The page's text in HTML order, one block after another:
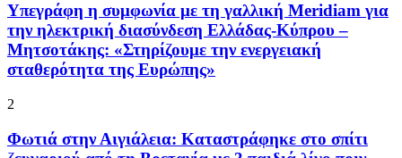
Υπεγράφη η συμφωνία με τη γαλλική Meridiam για
την ηλεκτρική διασύνδεση Ελλάδας-Κύπρου –
Μητσοτάκης: «Στηρίζουμε την ενεργειακή
σταθερότητα της Eυρώπης»
2
Φωτιά στην Αιγιάλεια: Καταστράφηκε στο σπίτι